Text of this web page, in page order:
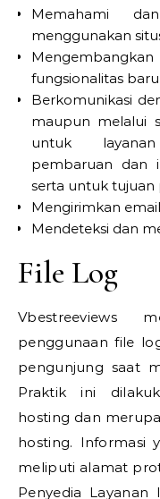
Memahami
menggunakan
fungsionalitas baru
Berkomunikasi
maupun melalui
untuk
pembaruan dan
serta untuk tujuan
Mengirimkan
Mendeteksi dan
File Log
Vbestreeviews
penggunaan file
pengunjung saat
Praktik ini
hosting dan
hosting. Informasi
meliputi alamat
Penyedia